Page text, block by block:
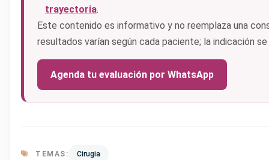
trayectoria.
Este contenido es informativo y no reemplaza una
resultados varían según cada paciente; la indicación
Agenda tu evaluación por WhatsApp
TEMAS: Cirugia